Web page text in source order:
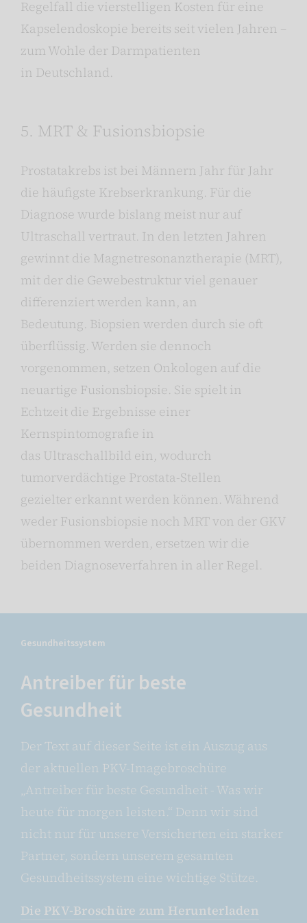
Regelfall die vierstelligen Kosten für eine
Kapselendoskopie bereits seit vielen Jahren –
zum Wohle der Darmpatienten
in Deutschland.
5. MRT & Fusionsbiopsie
Prostatakrebs ist bei Männern Jahr für Jahr
die häufigste Krebserkrankung. Für die
Diagnose wurde bislang meist nur auf
Ultraschall vertraut. In den letzten Jahren
gewinnt die Magnetresonanztherapie (MRT),
mit der die Gewebestruktur viel genauer
differenziert werden kann, an
Bedeutung. Biopsien werden durch sie oft
überflüssig. Werden sie dennoch
vorgenommen, setzen Onkologen auf die
neuartige Fusionsbiopsie. Sie spielt in
Echtzeit die Ergebnisse einer
Kernspintomografie in
das Ultraschallbild ein, wodurch
tumorverdächtige Prostata-Stellen
gezielter erkannt werden können. Während
weder Fusionsbiopsie noch MRT von der GKV
übernommen werden, ersetzen wir die
beiden Diagnoseverfahren in aller Regel.
Gesundheitssystem
Antreiber für beste
Gesundheit
Der Text auf dieser Seite ist ein Auszug aus
der aktuellen PKV-Imagebroschüre
„Antreiber für beste Gesundheit - Was wir
heute für morgen leisten.“ Denn wir sind
nicht nur für unsere Versicherten ein starker
Partner, sondern unserem gesamten
Gesundheitssystem eine wichtige Stütze.
Die PKV-Broschüre zum Herunterladen